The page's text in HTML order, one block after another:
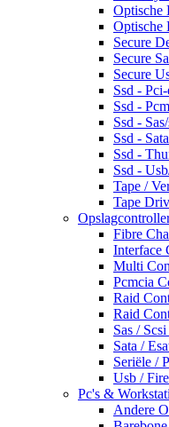
Optische
Optische
Secure
Secure
Secure
Ssd - Pci-
Ssd -
Ssd -
Ssd - Sata
Ssd -
Ssd -
Tape /
Tape
Fibre
Interface
Multi
Pcmcia
Raid
Raid
Sas /
Sata /
Seriële /
Usb /
Pc's &
Andere